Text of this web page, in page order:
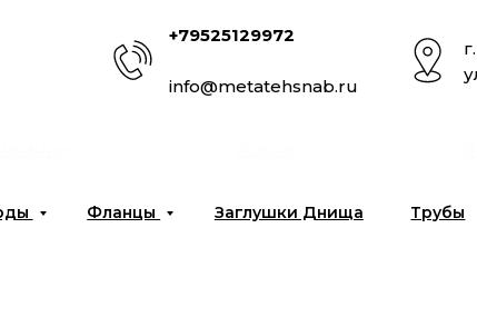
+79525129972
info@metatehsnab.ru
Фланцы Заглушки Днища Трубы